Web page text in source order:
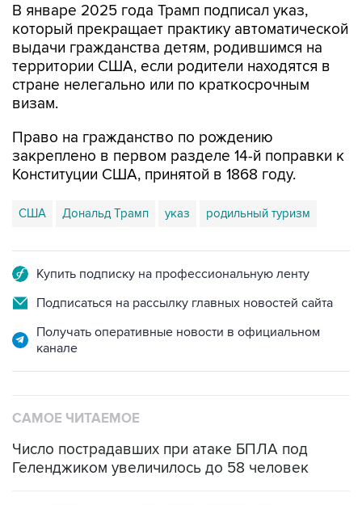
В январе 2025 года Трамп подписал указ,
который прекращает практику автоматической
выдачи гражданства детям, родившимся на
территории США, если родители находятся в
стране нелегально или по краткосрочным
визам.
Право на гражданство по рождению
закреплено в первом разделе 14-й поправки к
Конституции США, принятой в 1868 году.
США Дональд Трамп указ родильный туризм
Купить подписку на профессиональную ленту
Подписаться на рассылку главных новостей сайта
Получать оперативные новости в официальном
канале
САМОЕ ЧИТАЕМОЕ
Число пострадавших при атаке БПЛА под
Геленджиком увеличилось до 58 человек